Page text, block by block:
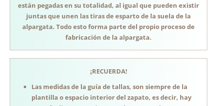
están pegadas en su totalidad, al igual que pueden existir
juntas que unen las tiras de esparto de la suela de la
alpargata. Todo esto forma parte del propio proceso de
fabricación de la alpargata.
¡RECUERDA!
Las medidas de la guía de tallas, son siempre de la
plantilla o espacio interior del zapato, es decir, hay